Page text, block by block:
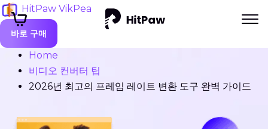
HitPaw VikPea
바로 구매
Home
비디오 컨버터 팁
2026년 최고의 프레임 레이트 변환 도구 완벽 가이드